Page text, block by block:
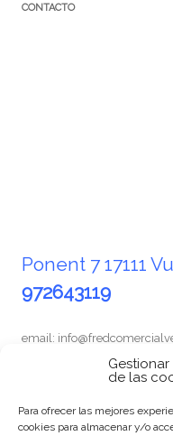
de las
Para ofrecer las mejores
cookies para almacenar y/o
CONTACTO
Ponent 7 17111
972643119
email:
Lunes a Viernes de 9 a 13 y
este horario llamar a